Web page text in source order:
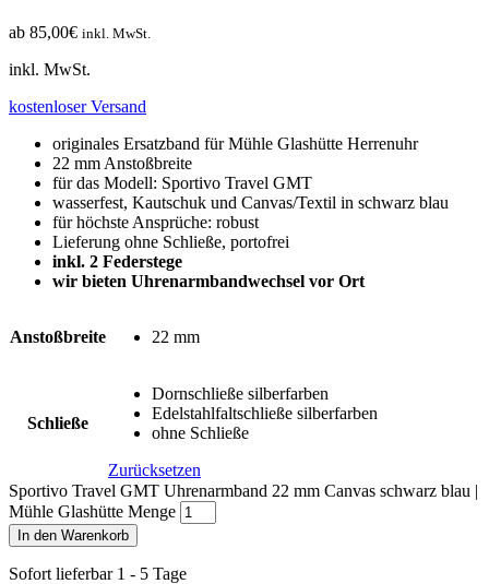
ab 85,00€ inkl. MwSt.
inkl. MwSt.
kostenloser Versand
originales Ersatzband für Mühle Glashütte Herrenuhr
22 mm Anstoßbreite
für das Modell: Sportivo Travel GMT
wasserfest, Kautschuk und Canvas/Textil in schwarz blau
für höchste Ansprüche: robust
Lieferung ohne Schließe, portofrei
inkl. 2 Federstege
wir bieten Uhrenarmbandwechsel vor Ort
Anstoßbreite 22 mm
Schließe
Dornschließe silberfarben
Edelstahlfaltschließe silberfarben
ohne Schließe
Zurücksetzen
Sportivo Travel GMT Uhrenarmband 22 mm Canvas schwarz blau |
Mühle Glashütte Menge
In den Warenkorb
Sofort lieferbar 1 - 5 Tage